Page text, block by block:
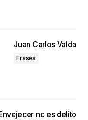
Juan Carlos Valda
Frases
no es delito